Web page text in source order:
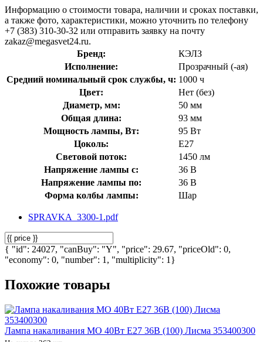
Информацию о стоимости товара, наличии и сроках поставки,
а также фото, характеристики, можно уточнить по телефону
+7 (383) 310-30-32 или отправить заявку на почту
zakaz@megasvet24.ru.
Бренд:
КЭЛЗ
Исполнение:
Прозрачный (-ая)
Средний номинальный срок службы, ч: 1000 ч
Цвет:
Нет (без)
Диаметр, мм:
50 мм
Общая длина:
93 мм
Мощность лампы, Вт:
95 Вт
Цоколь:
E27
Световой поток:
1450 лм
Напряжение лампы с:
36 В
Напряжение лампы по:
36 В
Форма колбы лампы:
Шар
SPRAVKA_3300-1.pdf
{ "id": 24027, "canBuy": "Y", "price": 29.67, "priceOld": 0,
"economy": 0, "number": 1, "multiplicity": 1}
Похожие товары
Лампа накаливания МО 40Вт E27 36В (100) Лисма 353400300